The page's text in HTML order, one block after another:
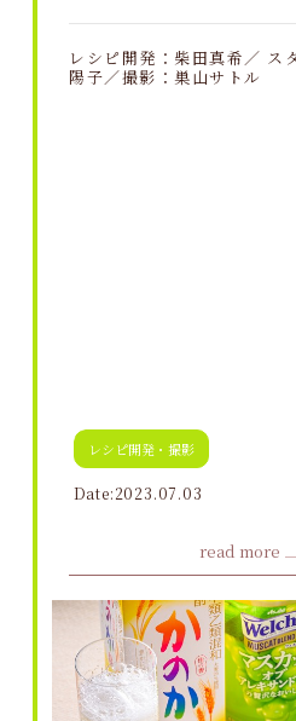
レシピ開発：柴田真希／ ス
陽子／撮影：巣山サトル
レシピ開発・撮影
Date:2023.07.03
read more